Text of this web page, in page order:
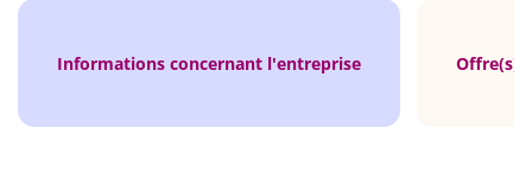
Informations concernant l'entreprise Offre(s)